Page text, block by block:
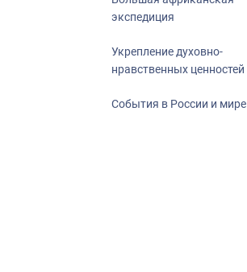
экспедиция
Укрепление духовно-
нравственных ценностей
События в России и мире